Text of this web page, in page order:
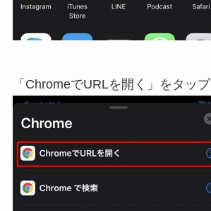
「ChromeでURLを開く」をタップ